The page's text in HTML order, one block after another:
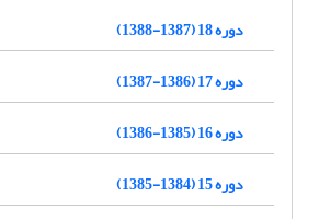
دوره 18 (1387-1388)
دوره 17 (1386-1387)
دوره 16 (1385-1386)
دوره 15 (1384-1385)